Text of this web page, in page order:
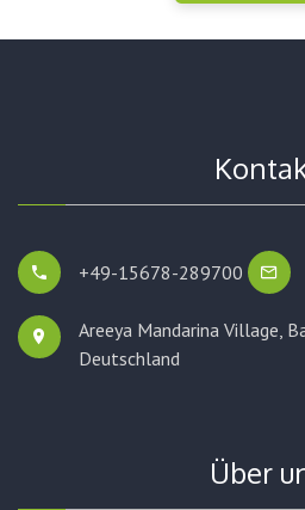
+49-15678-289700
Areeya Mandarina Village,
Deutschland
Über